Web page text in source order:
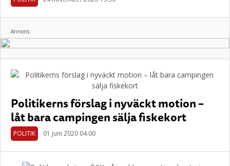
Annons:
Politikerns förslag i nyväckt motion –
låt bara campingen sälja fiskekort
POLITIK 01 juni 2020 04.00